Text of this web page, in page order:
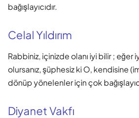
bağışlayıcıdır.
Celal Yıldırım
Rabbiniz, içinizde olanı iyi bilir ; eğer
olursanız, şüphesiz ki O, kendisine
dönüp yönelenler için çok
Diyanet Vakfı